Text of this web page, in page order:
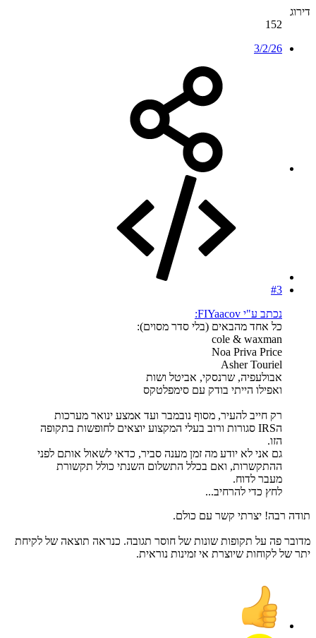
דירוג
152
3/2/26
#3
נכתב ע"י FIYaacov:
כל אחד מהבאים (בלי סדר מסוים):
cole & waxman
Noa Priva Price
Asher Touriel
אבולעפיה, שרנסקי, אביטל ושות
ואפילו הייתי בודק עם סימפלטקס
רק חייב להעיר, מסוף נובמבר ועד אמצע ינואר מערכות
הIRS סגורות ורוב בעלי המקצוע יוצאים לחופשות בתקופה
הזו.
גם אני לא יודע מה זמן מענה סביר, כדאי לשאול אותם לפני
ההתקשרות, ואם בכלל התשלום השנתי כולל תקשורת
מעבר לדוח.
לחץ כדי להרחיב...
תודה רבה! יצרתי קשר עם כולם.
מדובר פה על תקופות שונות של חוסר תגובה. כנראה תוצאה של לקיחת
יתר של לקוחות שיוצרת אי זמינות נוראית.